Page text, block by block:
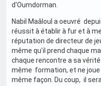
d'Oumdorman.
Nabil Maâloul a oeuvré
réussit à établir à fur et à
réputation de directeur de
même qu'il prend chaque
chaque rencontre a sa
même formation, et ne
même façon. Du coup, il